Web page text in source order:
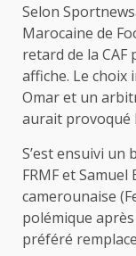
Selon
Marocaine de
retard de la
affiche. Le choix
Omar et un
aurait provoqué
S’est ensuivi un
FRMF et
camerounaise
polémique
préféré